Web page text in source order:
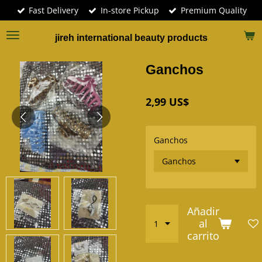
al
contenido
jireh international beauty products
Fast Delivery In-store Pickup Premium Quality
Ganchos
2,99 US$
Ganchos
Añadir
al
carrito